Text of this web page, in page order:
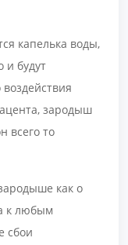
капелька воды,
и будут
зародыш
всего то
как о
к любым
сбои